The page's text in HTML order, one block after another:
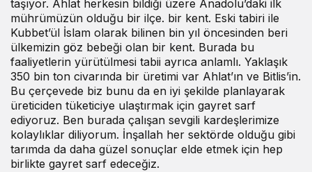
taşıyor. Ahlat herkesin bildiği üzere Anadolu’daki ilk
mührümüzün olduğu bir ilçe. bir kent. Eski tabiri ile
Kubbet’ül İslam olarak bilinen bin yıl öncesinden beri
ülkemizin göz bebeği olan bir kent. Burada bu
faaliyetlerin yürütülmesi tabii ayrıca anlamlı. Yaklaşık
350 bin ton civarında bir üretimi var Ahlat’ın ve Bitlis’in.
Bu çerçevede biz bunu da en iyi şekilde planlayarak
üreticiden tüketiciye ulaştırmak için gayret sarf
ediyoruz. Ben burada çalışan sevgili kardeşlerimize
kolaylıklar diliyorum. İnşallah her sektörde olduğu gibi
tarımda da daha güzel sonuçlar elde etmek için hep
birlikte gayret sarf edeceğiz.